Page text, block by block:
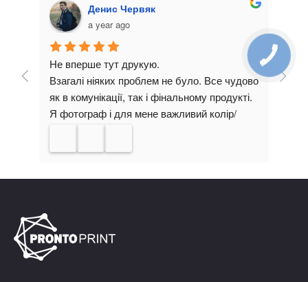
Денис Червяк
a year ago
Не вперше тут друкую.
Взагалі ніяких проблем не було. Все чудово
як в комунікації, так і фінальному продукті.
Я фотограф і для мене важливий колір/
якість паперу. Тому завжди впевнений, що